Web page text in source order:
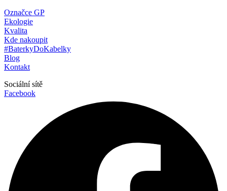
Označce GP
Ekologie
Kvalita
Kde nakoupit
#BaterkyDoKabelky
Blog
Kontakt
Sociální sítě
Facebook